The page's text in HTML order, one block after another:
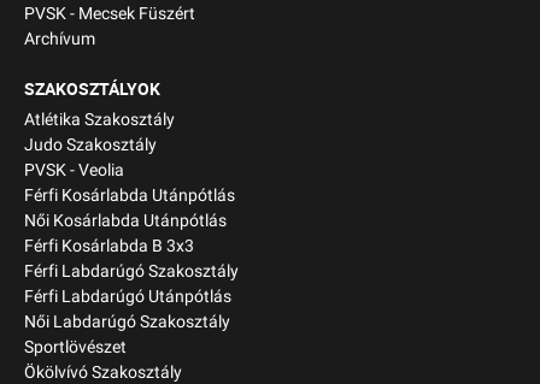
PVSK - Mecsek Füszért
Archívum
SZAKOSZTÁLYOK
Atlétika Szakosztály
Judo Szakosztály
PVSK - Veolia
Férfi Kosárlabda Utánpótlás
Női Kosárlabda Utánpótlás
Férfi Kosárlabda B 3x3
Férfi Labdarúgó Szakosztály
Férfi Labdarúgó Utánpótlás
Női Labdarúgó Szakosztály
Sportlövészet
Ökölvívó Szakosztály